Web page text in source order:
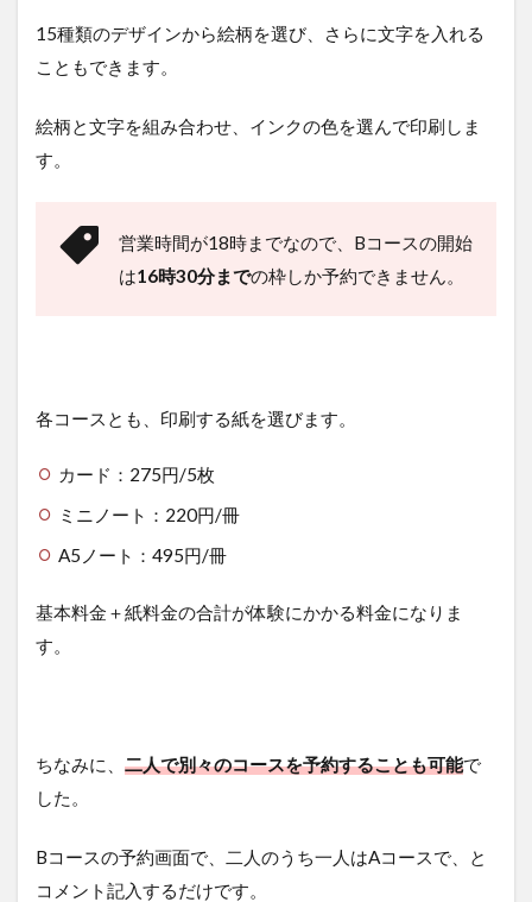
15種類のデザインから絵柄を選び、さらに文字を入れる
こともできます。
絵柄と文字を組み合わせ、インクの色を選んで印刷しま
す。
営業時間が18時までなので、Bコースの開始
は16時30分までの枠しか予約できません。
各コースとも、印刷する紙を選びます。
カード：275円/5枚
ミニノート：220円/冊
A5ノート：495円/冊
基本料金＋紙料金の合計が体験にかかる料金になりま
す。
ちなみに、 二人で別々のコースを予約することも可能で
した。
Bコースの予約画面で、二人のうち一人はAコースで、と
コメント記入するだけです。